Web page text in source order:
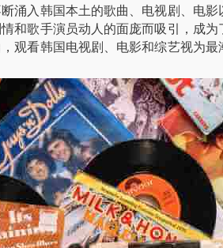
涌入韩国本土的歌曲、电视剧、电
和歌手演员动人的面庞而吸引，成为
观看韩国电视剧、电影和综艺视为最